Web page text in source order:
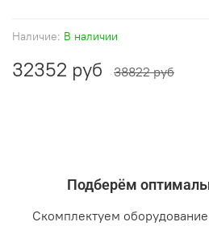
Наличие: В наличии
32352 руб 38822 руб
Подберём
Скомплектуем